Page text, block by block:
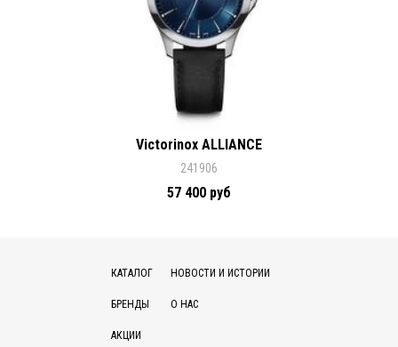
Victorinox ALLIANCE
241906
57 400 руб
КАТАЛОГ
БРЕНДЫ
АКЦИИ
НОВОСТИ И ИСТОРИИ
О НАС